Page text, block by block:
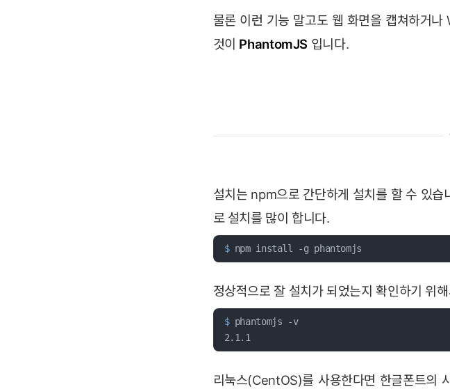
물론 이런 기능 말고도 웹 화면을 캡쳐하거
것이 PhantomJS 입니다.
설치는 npm으로 간단하게 설치를 할 수 있
로 설치를 많이 합니다.
$ npm install -g phantomjs
정상적으로 잘 설치가 되었는지 확인하기 위
$ phantomjs -v
2.1.1
리눅스(CentOS)를 사용한다면 한글폰트의